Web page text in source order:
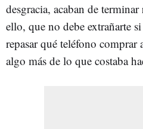
desgracia, acaban de
ello, que no debe extrañarte
repasar qué teléfono comprar
algo más de lo que costaba